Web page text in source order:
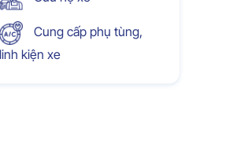
Cung cấp phụ tùng,
linh kiện xe